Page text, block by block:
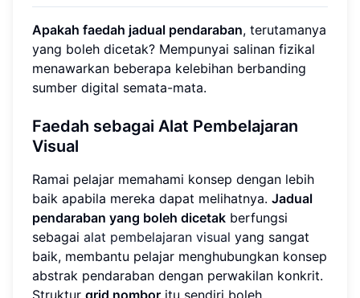
Apakah faedah jadual pendaraban, terutamanya
yang boleh dicetak? Mempunyai salinan fizikal
menawarkan beberapa kelebihan berbanding
sumber digital semata-mata.
Faedah sebagai Alat Pembelajaran
Visual
Ramai pelajar memahami konsep dengan lebih
baik apabila mereka dapat melihatnya. Jadual
pendaraban yang boleh dicetak berfungsi
sebagai alat pembelajaran visual yang sangat
baik, membantu pelajar menghubungkan konsep
abstrak pendaraban dengan perwakilan konkrit.